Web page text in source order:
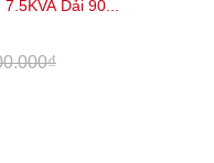
Dải 90...